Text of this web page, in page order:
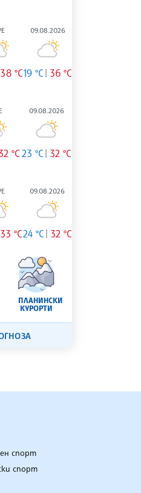
38 °C
09.08.2026
19 °C 36 °C
°C
09.08.2026
23 °C 32 °C
33 °C
09.08.2026
24 °C 32 °C
ПЛАНИНСКИ
КУРОРТИ
спорт
спорт